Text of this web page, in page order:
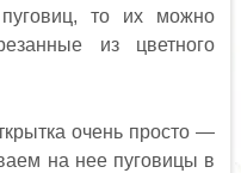
пуговиц, то их можно
из цветного
очень просто —
на нее пуговицы в